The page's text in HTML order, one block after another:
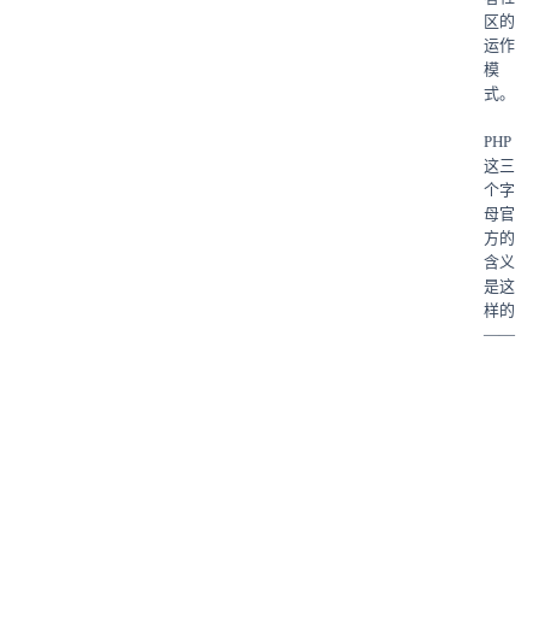
区的
运作
模
式。
PHP
这三
个字
母官
方的
含义
是这
样的
——